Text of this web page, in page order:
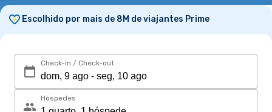
Escolhido por mais de 8M de viajantes Prime
Check-in / Check-out
Hóspedes